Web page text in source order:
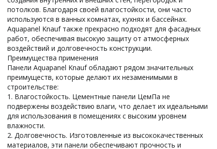
потолков. Благодаря своей влагостойкости, они часто
используются в ванных комнатах, кухнях и бассейнах.
Aquapanel Knauf также прекрасно подходят для фасадных
работ, обеспечивая высокую защиту от атмосферных
воздействий и долговечность конструкции.
Преимущества применения
Панели Aquapanel Knauf обладают рядом значительных
преимуществ, которые делают их незаменимыми в
строительстве:
1. Влагостойкость. Цементные панели ЦемПа не
подвержены воздействию влаги, что делает их идеальными
для использования в помещениях с высоким уровнем
влажности.
2. Долговечность. Изготовленные из высококачественных
материалов, эти панели обеспечивают прочность и